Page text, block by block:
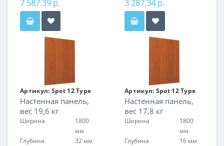
7 587.39 р. 3 287.34 р.
Артикул: Spot 12 Type
05
Настенная панель,
вес 19,6 кг
Ширина
1800
мм
Глубина
32 мм
Артикул: Spot 12 Type
05
Настенная панель,
вес 17,8 кг
Ширина
1800
мм
Глубина
16 мм